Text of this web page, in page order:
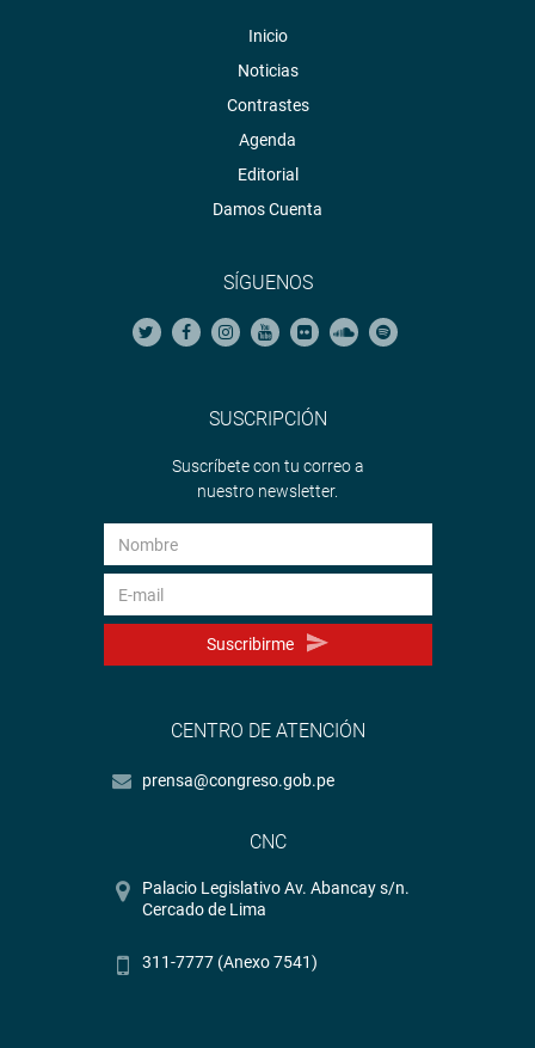
Inicio
Noticias
Contrastes
Agenda
Editorial
Damos Cuenta
SÍGUENOS
SUSCRIPCIÓN
Suscríbete con tu correo a
nuestro newsletter.
Suscribirme
CENTRO DE ATENCIÓN
prensa@congreso.gob.pe
CNC
Palacio Legislativo Av. Abancay s/n.
Cercado de Lima
311-7777 (Anexo 7541)